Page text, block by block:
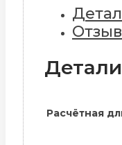
Детали
Расчётная